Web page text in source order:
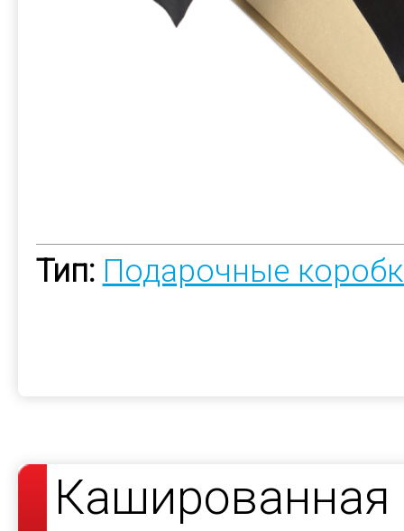
Тип: Подарочные
Кашированная